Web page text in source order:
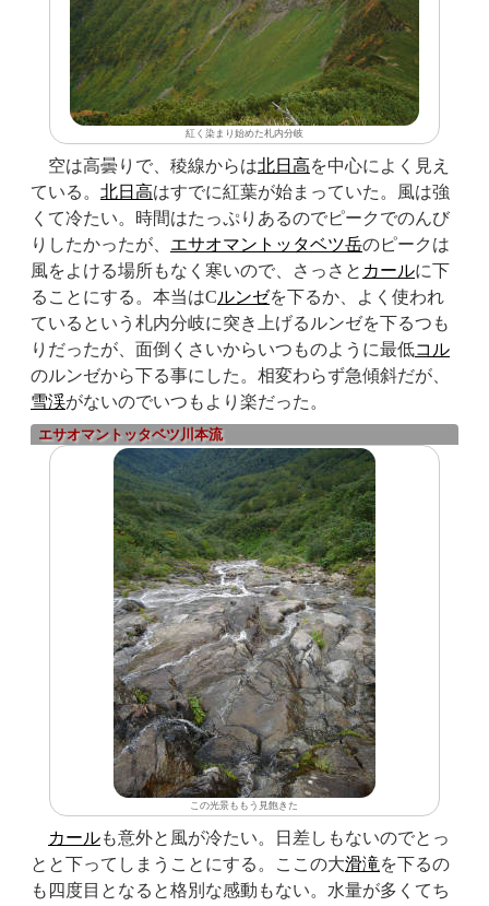
紅く染まり始めた札内分岐
空は高曇りで、稜線からは北日高を中心によく見え
ている。 北日高はすでに紅葉が始まっていた。風は強
くて冷たい。時間はたっぷりあるのでピークでのんび
りしたかったが、 エサオマントッタベツ岳のピークは
風をよける場所もなく寒いので、さっさと カールに下
ることにする。本当はCルンゼを下るか、よく使われ
ているという札内分岐に突き上げるルンゼを下るつも
りだったが、面倒くさいからいつものように最低コル
のルンゼから下る事にした。相変わらず急傾斜だが、
雪渓がないのでいつもより楽だった。
エサオマントッタベツ川本流
この光景ももう見飽きた
カールも意外と風が冷たい。日差しもないのでとっ
とと下ってしまうことにする。ここの大滑滝を下るの
も四度目となると格別な感動もない。水量が多くてち